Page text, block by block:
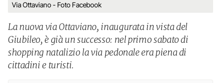
Via Ottaviano - Foto Facebook
La nuova via Ottaviano, inaugurata in vista del
Giubileo, è già un successo: nel primo sabato di
shopping natalizio la via pedonale era piena di
cittadini e turisti.